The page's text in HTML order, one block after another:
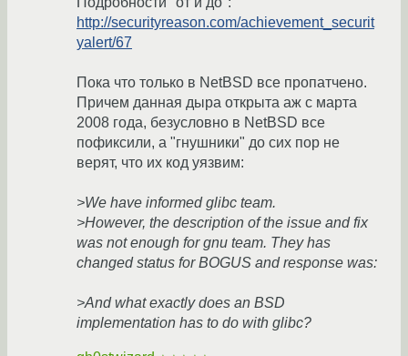
http://securityreason.com/achievement_securit
yalert/67
Пока что только в NetBSD все пропатчено.
Причем данная дыра открыта аж с марта
2008 года, безусловно в NetBSD все
пофиксили, а "гнушники" до сих пор не
верят, что их код уязвим:
>We have informed glibc team.
>However, the description of the issue and fix
was not enough for gnu team. They has
changed status for BOGUS and response was:
>And what exactly does an BSD
implementation has to do with glibc?